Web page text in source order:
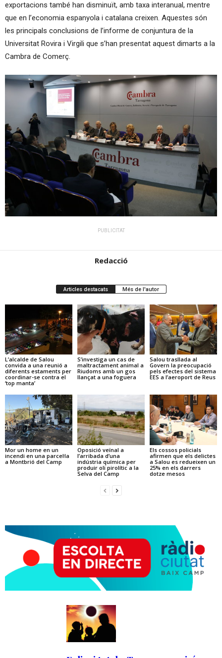
exportacions també han disminuït, amb taxa interanual, mentre
que en l’economia espanyola i catalana creixen. Aquestes són
les principals conclusions de l’informe de conjuntura de la
Universitat Rovira i Virgili que s’han presentat aquest dimarts a la
Cambra de Comerç.
PUBLICITAT
Redacció
Articles destacats Més de l'autor
L’alcalde de Salou
convida a una reunió a
diferents estaments per
coordinar-se contra el
‘top manta’
S’investiga un cas de
maltractament animal a
Riudoms amb un gos
llançat a una foguera
Salou trasllada al
Govern la preocupació
pels efectes del sistema
EES a l’aeroport de Reus
Mor un home en un
incendi en una parcel·la
a Montbrió del Camp
Oposició veïnal a
l’arribada d’una
indústria química per
produir oli pirolític a la
Selva del Camp
Els cossos policials
afirmen que els delictes
a Salou es redueixen un
25% en els darrers
dotze mesos